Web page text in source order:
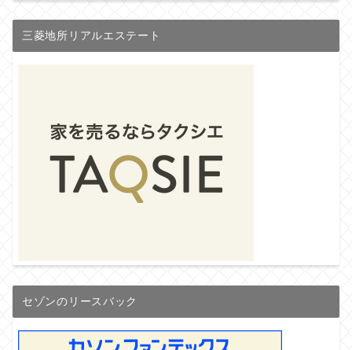
三菱地所リアルエステート
セゾンのリースバック